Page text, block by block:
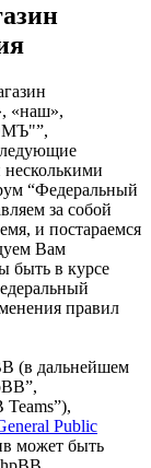
«наш»,
“Федеральный
за собой
и постараемся
Вам
быть в курсе
правил
(в дальнейшем
Public
может быть